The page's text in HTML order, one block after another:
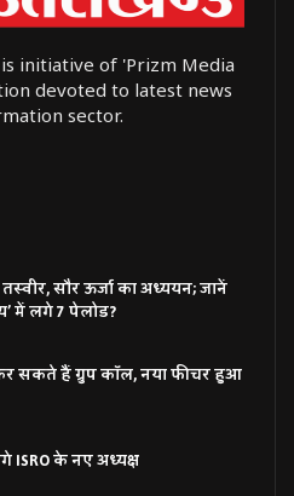
initiative of 'Prizm Media
devoted to latest news
sector.
सौर ऊर्जा का अध्ययन; जानें
में लगे 7 पेलोड?
सकते हैं ग्रुप कॉल, नया फीचर हुआ
ISRO के नए अध्यक्ष